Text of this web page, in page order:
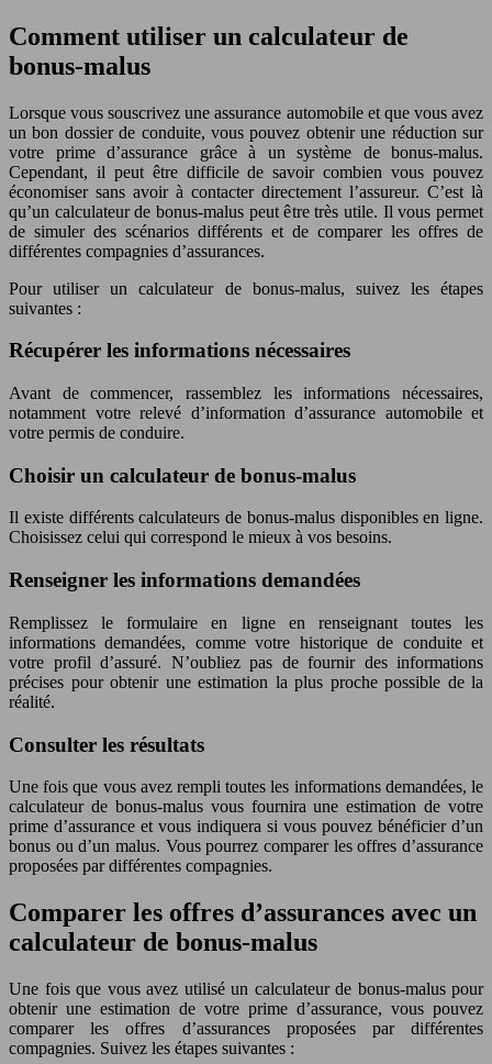
Comment utiliser un calculateur de
bonus-malus
Lorsque vous souscrivez une assurance automobile et que vous avez
un bon dossier de conduite, vous pouvez obtenir une réduction sur
votre prime d’assurance grâce à un système de bonus-malus.
Cependant, il peut être difficile de savoir combien vous pouvez
économiser sans avoir à contacter directement l’assureur. C’est là
qu’un calculateur de bonus-malus peut être très utile. Il vous permet
de simuler des scénarios différents et de comparer les offres de
différentes compagnies d’assurances.
Pour utiliser un calculateur de bonus-malus, suivez les étapes
suivantes :
Récupérer les informations nécessaires
Avant de commencer, rassemblez les informations nécessaires,
notamment votre relevé d’information d’assurance automobile et
votre permis de conduire.
Choisir un calculateur de bonus-malus
Il existe différents calculateurs de bonus-malus disponibles en ligne.
Choisissez celui qui correspond le mieux à vos besoins.
Renseigner les informations demandées
Remplissez le formulaire en ligne en renseignant toutes les
informations demandées, comme votre historique de conduite et
votre profil d’assuré. N’oubliez pas de fournir des informations
précises pour obtenir une estimation la plus proche possible de la
réalité.
Consulter les résultats
Une fois que vous avez rempli toutes les informations demandées, le
calculateur de bonus-malus vous fournira une estimation de votre
prime d’assurance et vous indiquera si vous pouvez bénéficier d’un
bonus ou d’un malus. Vous pourrez comparer les offres d’assurance
proposées par différentes compagnies.
Comparer les offres d’assurances avec un
calculateur de bonus-malus
Une fois que vous avez utilisé un calculateur de bonus-malus pour
obtenir une estimation de votre prime d’assurance, vous pouvez
comparer les offres d’assurances proposées par différentes
compagnies. Suivez les étapes suivantes :